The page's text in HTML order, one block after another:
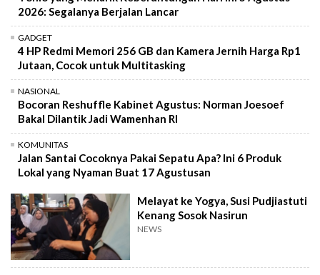
2026: Segalanya Berjalan Lancar
GADGET
4 HP Redmi Memori 256 GB dan Kamera Jernih Harga Rp1
Jutaan, Cocok untuk Multitasking
NASIONAL
Bocoran Reshuffle Kabinet Agustus: Norman Joesoef
Bakal Dilantik Jadi Wamenhan RI
KOMUNITAS
Jalan Santai Cocoknya Pakai Sepatu Apa? Ini 6 Produk
Lokal yang Nyaman Buat 17 Agustusan
Melayat ke Yogya, Susi Pudjiastuti
Kenang Sosok Nasirun
NEWS